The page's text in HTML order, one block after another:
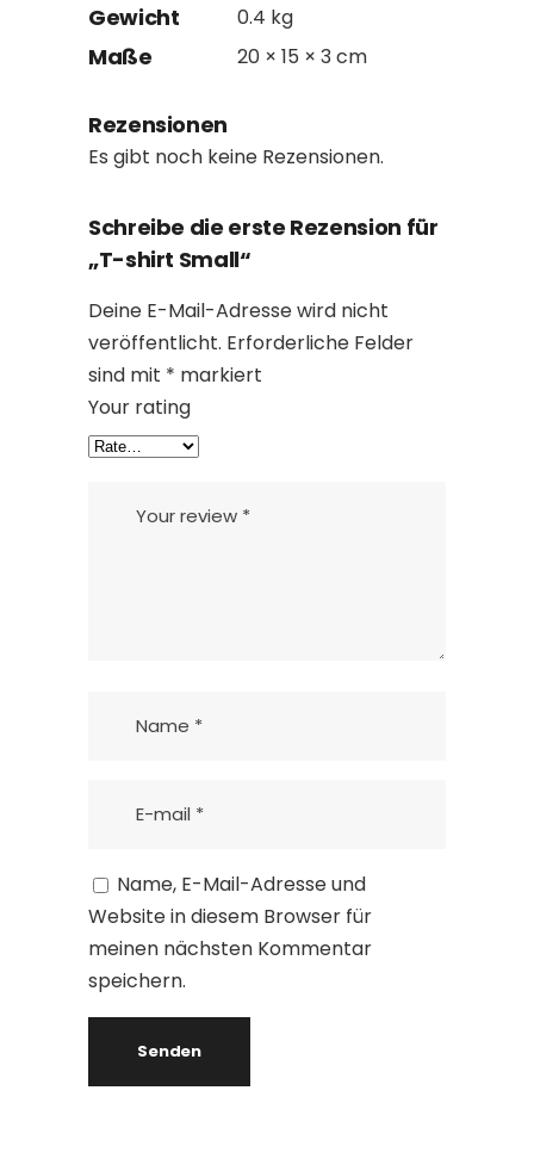
Gewicht 0.4 kg
Maße 20 × 15 × 3 cm
Rezensionen
Es gibt noch keine Rezensionen.
Schreibe die erste Rezension für
„T-shirt Small“
Deine E-Mail-Adresse wird nicht
veröffentlicht. Erforderliche Felder
sind mit * markiert
Your rating
Name, E-Mail-Adresse und
Website in diesem Browser für
meinen nächsten Kommentar
speichern.